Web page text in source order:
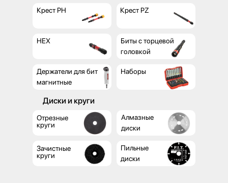
Отрезные
круги
Пильные
диски
Зачистные
круги
Алмазные
диски
Диски и круги
Наборы
Держатели для бит
магнитные
Биты с торцевой
головкой
HEX
Крест PZ
Крест PH